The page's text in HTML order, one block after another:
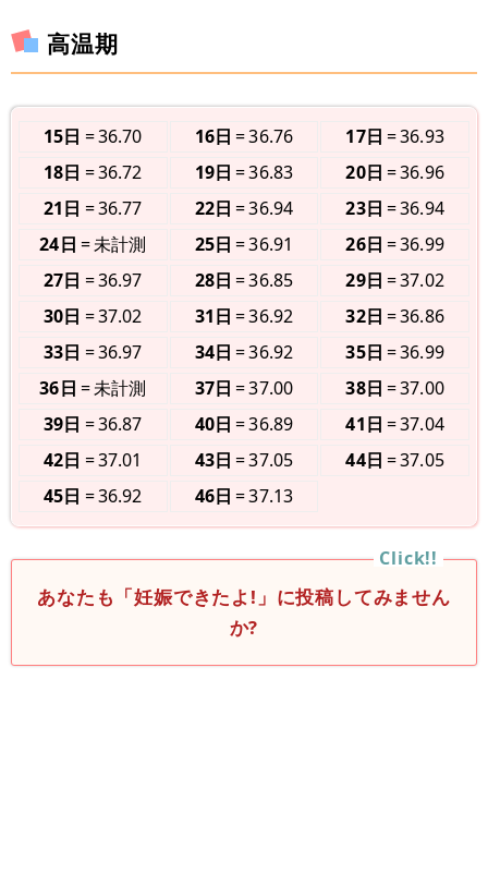
高温期
15日 36.70 16日 36.76 17日
36.93
18日
36.72 19日 36.83 20日
36.96
21日
36.77 22日 36.94 23日
36.94
24日
未計測 25日 36.91 26日
36.99
27日
36.97 28日 36.85 29日
37.02
30日
37.02 31日 36.92 32日
36.86
33日
36.97 34日 36.92 35日
36.99
36日
未計測 37日 37.00 38日
37.00
39日
36.87 40日 36.89 41日
37.04
42日
37.01 43日 37.05 44日
37.05
45日
36.92 46日 37.13
あなたも「妊娠できたよ!」に投稿してみません
か?